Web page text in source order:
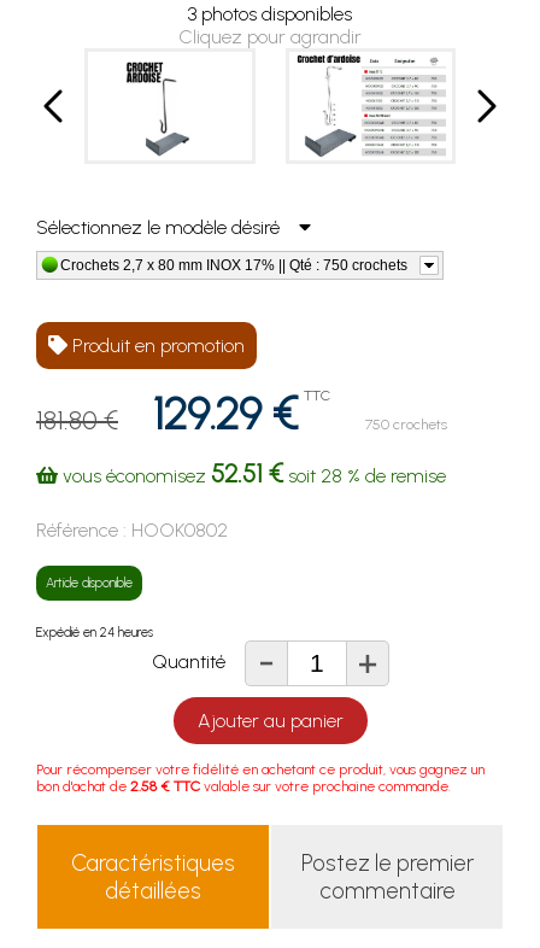
3 photos disponibles
Cliquez pour agrandir
Sélectionnez le modèle désiré
Crochets 2,7 x 80 mm INOX 17% || Qté : 750 crochets
Produit en promotion
181.80 € 129.29 € TTC
750 crochets
vous économisez 52.51 €soit 28 % de remise
Référence : HOOK0802
Article disponible
Expédié en 24 heures
Quantité - +
Ajouter au panier
Pour récompenser votre fidélité en achetant ce produit, vous gagnez un
bon d'achat de 2.58 € TTC valable sur votre prochaine commande.
Caractéristiques
détaillées
Postez le premier
commentaire